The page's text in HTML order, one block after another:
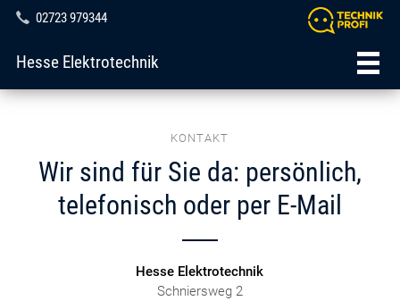
02723 979344
Hesse Elektrotechnik
KONTAKT
Wir sind für Sie da: persönlich,
telefonisch oder per E-Mail
Hesse Elektrotechnik
Schniersweg 2